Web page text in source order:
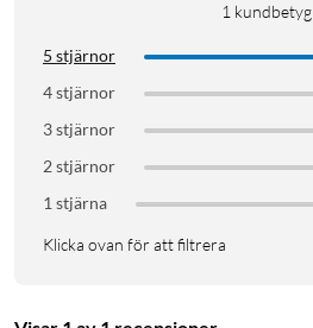
1 kundbetyg
5 stjärnor
4 stjärnor
3 stjärnor
2 stjärnor
1 stjärna
Klicka ovan för att filtrera